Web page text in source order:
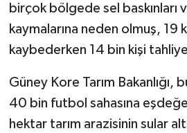
birçok bölgede sel baskınları
kaymalarına neden olmuş, 19
kaybederken 14 bin kişi
Güney Kore Tarım Bakanlığı,
40 bin futbol sahasına
hektar tarım arazisinin sular